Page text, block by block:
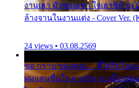
งานเฮา มัวซอยเขา ใจเฮาซิด้า
ล้างจานในงานแต่ง - Cover Ver.
24 views • 03.08.2569
ขอ กราบ ขอบคุณ.... ที่ได้รับไออุ่
ผมแสนชื่นใจ หายวังเวง เมื่อแฟน